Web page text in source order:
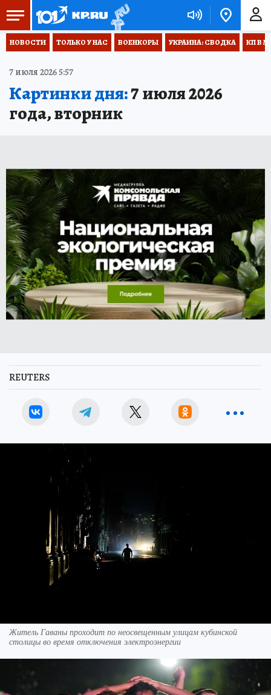
НОВОСТИ ТОЛЬКО У НАС ВОЕНКОРЫ УКРАИНА: СВОДКА КП В
7 июля 2026 5:57
Картинки дня:7 июля 2026
года, вторник
REUTERS
Житель Гаваны проходит по неосвещенным улицам кубинской
столицы во время отключения электроэнергии